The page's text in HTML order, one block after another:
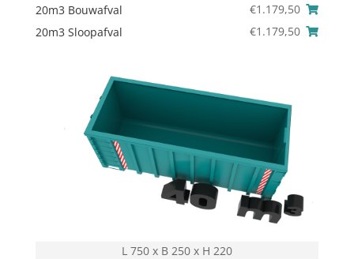
20m3 Bouwafval
€1.179,50
20m3 Sloopafval
€1.179,50
L 750 x B 250 x H 220